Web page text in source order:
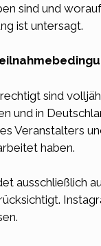
sind und
ist untersagt.
sind
und in
Veranstalters
haben.
ausschließlich